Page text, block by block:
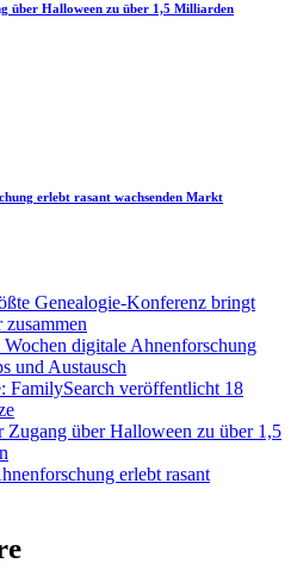
über Halloween zu über 1,5 Milliarden
erlebt rasant wachsenden Markt
Genealogie-Konferenz bringt
digitale Ahnenforschung
und Austausch
FamilySearch veröffentlicht 18
über Halloween zu über 1,5
erlebt rasant